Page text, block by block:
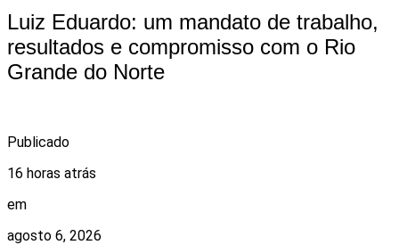
Luiz Eduardo: um mandato de trabalho,
resultados e compromisso com o Rio
Grande do Norte
Publicado
16 horas atrás
em
agosto 6, 2026